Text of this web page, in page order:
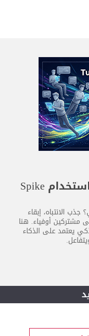
حوّل القرّاء إلى معجبين باستخدام Spike
الانتباه، إبقاء
مشتركين أوفياء. هنا
يعتمد على الذكاء